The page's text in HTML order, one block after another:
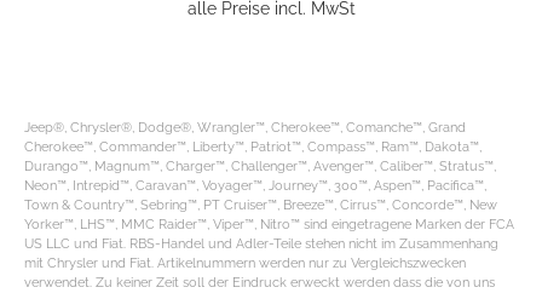
alle Preise incl. MwSt
Jeep®, Chrysler®, Dodge®, Wrangler™, Cherokee™, Comanche™, Grand
Cherokee™, Commander™, Liberty™, Patriot™, Compass™, Ram™, Dakota™,
Durango™, Magnum™, Charger™, Challenger™, Avenger™, Caliber™, Stratus™,
Neon™, Intrepid™, Caravan™, Voyager™, Journey™, 300™, Aspen™, Pacifica™,
Town & Country™, Sebring™, PT Cruiser™, Breeze™, Cirrus™, Concorde™, New
Yorker™, LHS™, MMC Raider™, Viper™, Nitro™ sind eingetragene Marken der FCA
US LLC und Fiat. RBS-Handel und Adler-Teile stehen nicht im Zusammenhang
mit Chrysler und Fiat. Artikelnummern werden nur zu Vergleichszwecken
verwendet. Zu keiner Zeit soll der Eindruck erweckt werden dass die von uns